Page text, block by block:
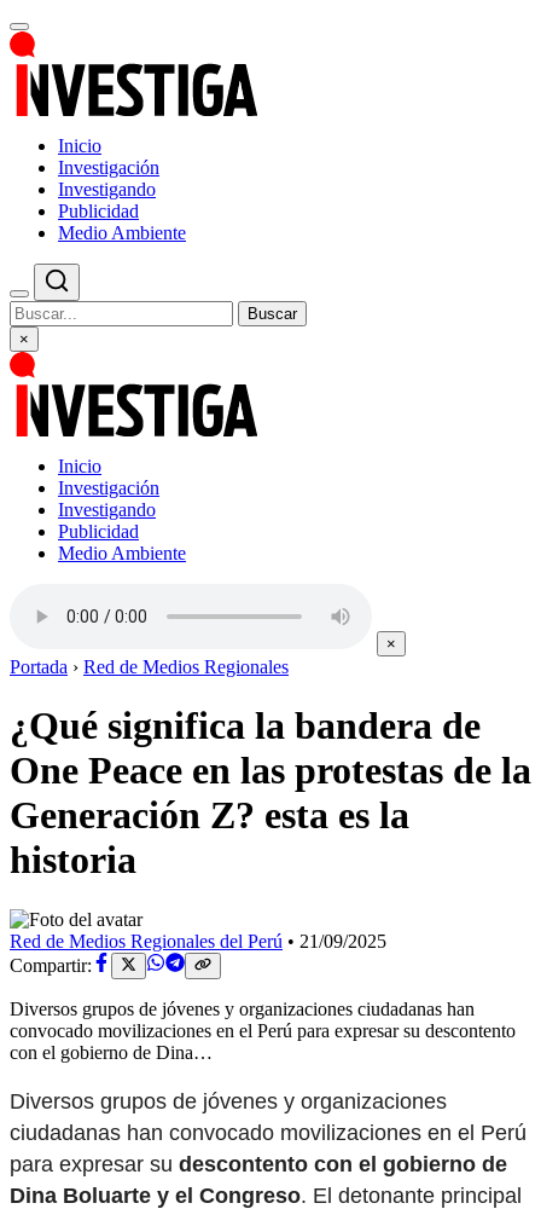
Inicio
Investigación
Investigando
Publicidad
Medio Ambiente
Buscar
×
Inicio
Investigación
Investigando
Publicidad
Medio Ambiente
×
Portada › Red de Medios Regionales
¿Qué significa la bandera de
One Peace en las protestas de la
Generación Z? esta es la
historia
Red de Medios Regionales del Perú • 21/09/2025
Compartir:
Diversos grupos de jóvenes y organizaciones ciudadanas han
convocado movilizaciones en el Perú para expresar su descontento
con el gobierno de Dina…
Diversos grupos de jóvenes y organizaciones
ciudadanas han convocado movilizaciones en el Perú
para expresar su descontento con el gobierno de
Dina Boluarte y el Congreso. El detonante principal